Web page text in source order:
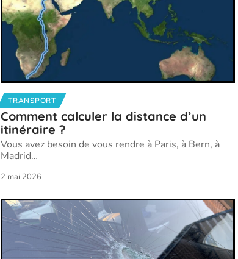
TRANSPORT
Comment calculer la distance d’un
itinéraire ?
Vous avez besoin de vous rendre à Paris, à Bern, à
Madrid…
2 mai 2026